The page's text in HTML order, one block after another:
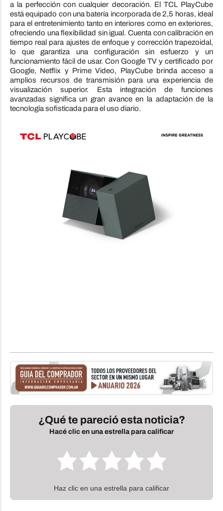
a la perfección con cualquier decoración. El TCLPlayCube
está equipado con una batería incorporada de 2,5 horas, ideal
para el entretenimiento tanto en interiores como en exteriores,
ofreciendo una flexibilidad sin igual. Cuenta con calibración en
tiempo real para ajustes de enfoque y corrección trapezoidal,
lo que garantiza una configuración sin esfuerzo y un
funcionamiento fácil de usar. Con Google TV y certificado por
Google, Netflix y Prime Video, PlayCube brinda acceso a
amplios recursos de transmisión para una experiencia de
visualización superior. Esta integración de funciones
avanzadas significa un gran avance en la adaptación de la
tecnología sofisticada para el uso diario.
¿Qué te pareció esta noticia?
Hacé clic en una estrella para calificar
Haz clic en una estrella para calificar